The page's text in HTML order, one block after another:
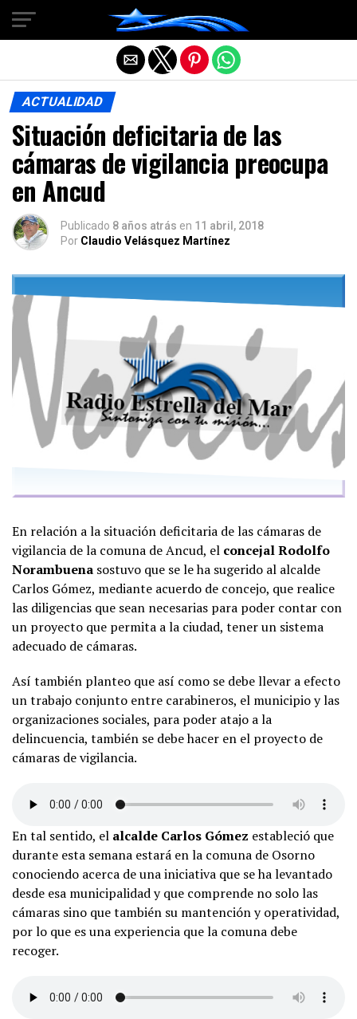
ACTUALIDAD
Situación deficitaria de las
cámaras de vigilancia preocupa
en Ancud
Publicado 8 años atrás en 11 abril, 2018
Por Claudio Velásquez Martínez
En relación a la situación deficitaria de las cámaras de
vigilancia de la comuna de Ancud, el concejal Rodolfo
Norambuena sostuvo que se le ha sugerido al alcalde
Carlos Gómez, mediante acuerdo de concejo, que realice
las diligencias que sean necesarias para poder contar con
un proyecto que permita a la ciudad, tener un sistema
adecuado de cámaras.
Así también planteo que así como se debe llevar a efecto
un trabajo conjunto entre carabineros, el municipio y las
organizaciones sociales, para poder atajo a la
delincuencia, también se debe hacer en el proyecto de
cámaras de vigilancia.
En tal sentido, el alcalde Carlos Gómez estableció que
durante esta semana estará en la comuna de Osorno
conociendo acerca de una iniciativa que se ha levantado
desde esa municipalidad y que comprende no solo las
cámaras sino que también su mantención y operatividad,
por lo que es una experiencia que la comuna debe
recoger.
Salir de la versión móvil